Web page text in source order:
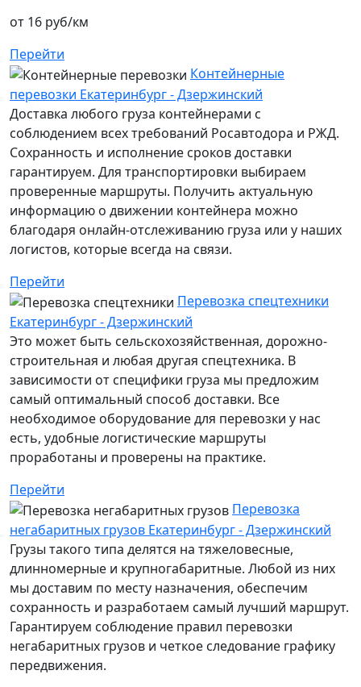
от 16 руб/км
Перейти
Контейнерные
перевозки Екатеринбург - Дзержинский
Доставка любого груза контейнерами с
соблюдением всех требований Росавтодора и РЖД.
Сохранность и исполнение сроков доставки
гарантируем. Для транспортировки выбираем
проверенные маршруты. Получить актуальную
информацию о движении контейнера можно
благодаря онлайн-отслеживанию груза или у наших
логистов, которые всегда на связи.
Перейти
Перевозка спецтехники
Екатеринбург - Дзержинский
Это может быть сельскохозяйственная, дорожно-
строительная и любая другая спецтехника. В
зависимости от специфики груза мы предложим
самый оптимальный способ доставки. Все
необходимое оборудование для перевозки у нас
есть, удобные логистические маршруты
проработаны и проверены на практике.
Перейти
Перевозка
негабаритных грузов Екатеринбург - Дзержинский
Грузы такого типа делятся на тяжеловесные,
длинномерные и крупногабаритные. Любой из них
мы доставим по месту назначения, обеспечим
сохранность и разработаем самый лучший маршрут.
Гарантируем соблюдение правил перевозки
негабаритных грузов и четкое следование графику
передвижения.